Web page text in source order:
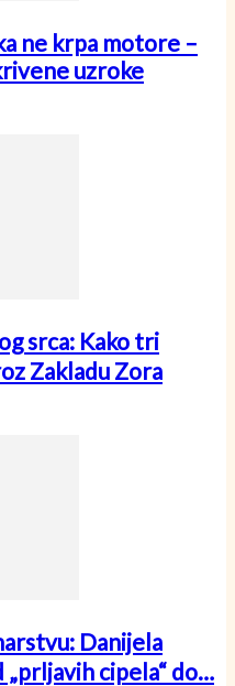
ne krpa motore –
uzroke
srca: Kako tri
Zakladu Zora
Danijela
„prljavih cipela“ do…